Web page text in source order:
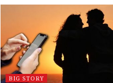
BIG STORY